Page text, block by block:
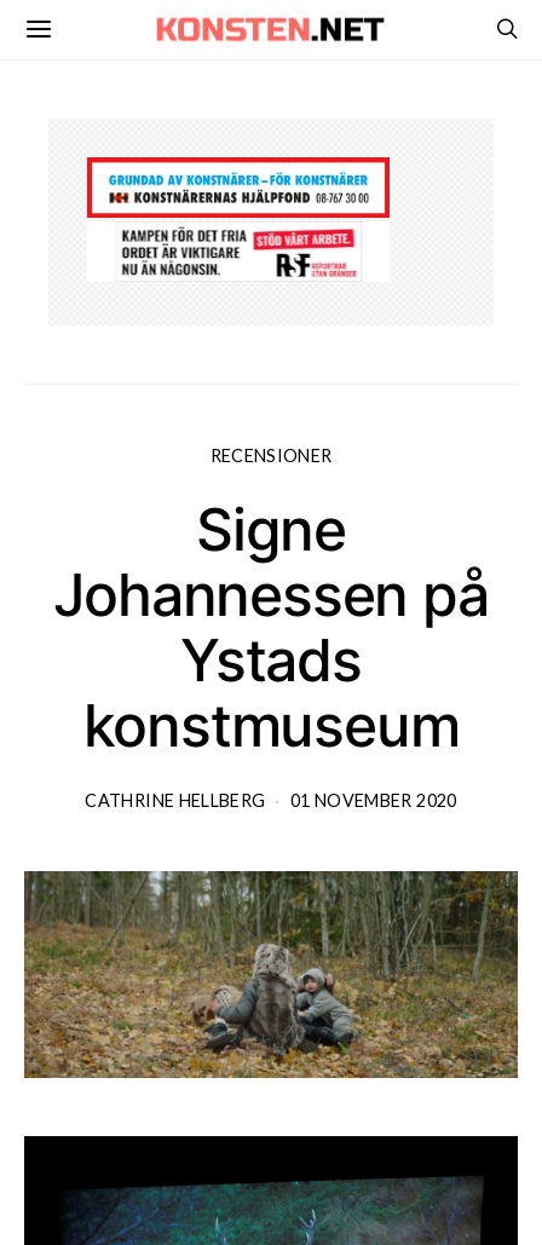
RECENSIONER
Signe
Johannessen på
Ystads
konstmuseum
CATHRINE HELLBERG 01 NOVEMBER 2020